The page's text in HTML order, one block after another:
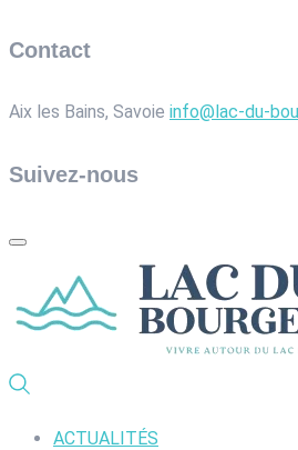
Contact
Aix les Bains, Savoie info@lac-du-
Suivez-nous
ACTUALITÉS